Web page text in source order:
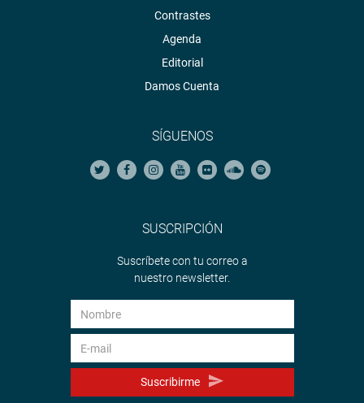
Contrastes
Agenda
Editorial
Damos Cuenta
SÍGUENOS
SUSCRIPCIÓN
Suscríbete con tu correo a
nuestro newsletter.
Suscribirme